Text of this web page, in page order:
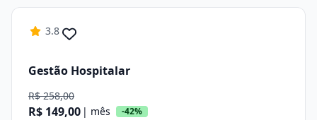
3.8
Gestão Hospitalar
R$ 258,00
R$ 149,00 | mês -42%